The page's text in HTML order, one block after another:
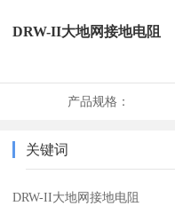
DRW-II大地网接地电阻
产品规格：
关键词
DRW-II大地网接地电阻